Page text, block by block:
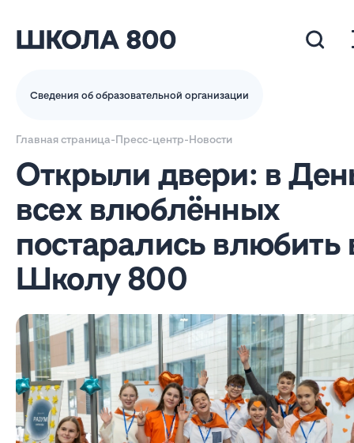
Сведения об образовательной организации
Главная страница-Пресс-центр-Новости
Открыли двери: в
всех влюблённых
постарались влюбить
Школу 800